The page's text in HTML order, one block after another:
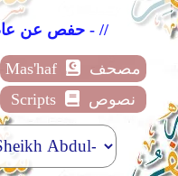
// - Hafs for Assem حفص عن عاصم - //
Mas'haf
مصحف
Scripts نصوص